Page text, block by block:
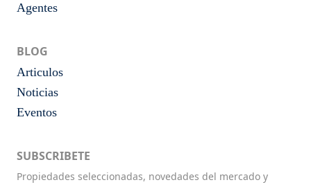
Agentes
BLOG
Articulos
Noticias
Eventos
SUBSCRIBETE
Propiedades seleccionadas, novedades del mercado y